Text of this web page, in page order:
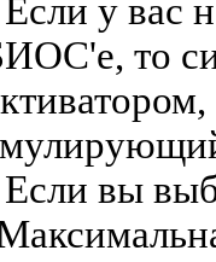
у вас
то
вы